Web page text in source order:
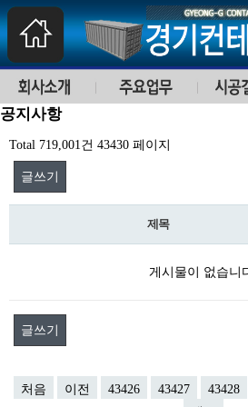
공지사항
Total 719,001건 43430 페이지
글쓰기
제목
게시물이 없습니
글쓰기
처음 이전 43426 43427 43428